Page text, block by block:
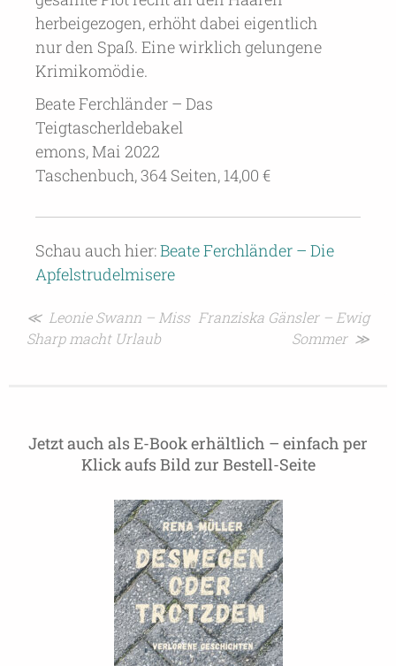
herbeigezogen, erhöht dabei eigentlich
nur den Spaß. Eine wirklich gelungene
Krimikomödie.
Beate Ferchländer – Das
Teigtascherldebakel
emons, Mai 2022
Taschenbuch, 364 Seiten, 14,00 €
Schau auch hier:Beate Ferchländer – Die
Apfelstrudelmisere
Beitragsnavigation
≪ Leonie Swann – Miss
Sharp macht Urlaub
Franziska Gänsler – Ewig
Sommer ≫
Jetzt auch als E-Book erhältlich – einfach per
Klick aufs Bild zur Bestell-Seite